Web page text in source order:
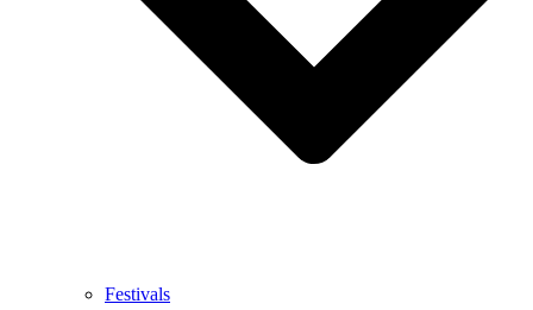
Festivals